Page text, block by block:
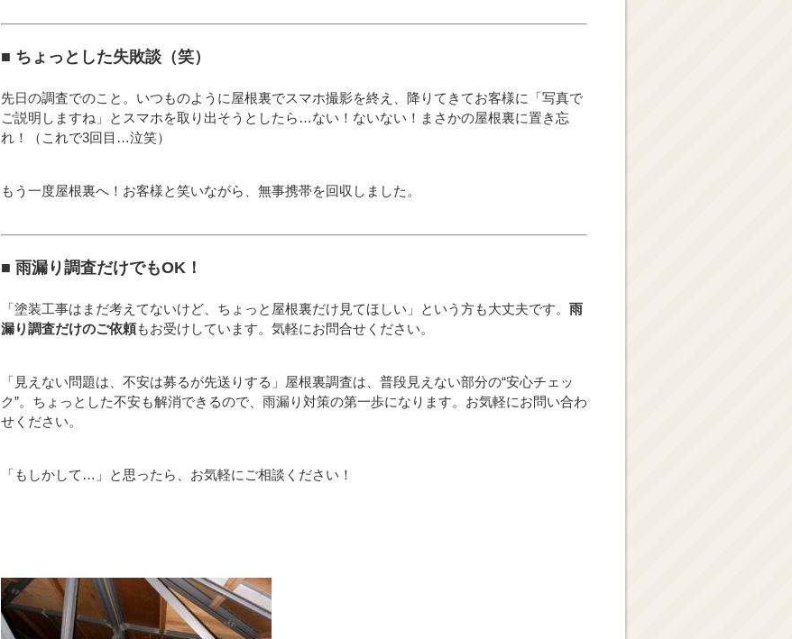
■ ちょっとした失敗談（笑）
先日の調査でのこと。いつものように屋根裏でスマホ撮影を終え、降りてきてお客様に「写真で
ご説明しますね」とスマホを取り出そうとしたら…ない！ないない！まさかの屋根裏に置き忘
れ！（これで3回目…泣笑）
もう一度屋根裏へ！お客様と笑いながら、無事携帯を回収しました。
■ 雨漏り調査だけでもOK！
「塗装工事はまだ考えてないけど、ちょっと屋根裏だけ見てほしい」という方も大丈夫です。 雨
漏り調査だけのご依頼もお受けしています。気軽にお問合せください。
「見えない問題は、不安は募るが先送りする」屋根裏調査は、普段見えない部分の“安心チェッ
ク”。ちょっとした不安も解消できるので、雨漏り対策の第一歩になります。お気軽にお問い合わ
せください。
「もしかして…」と思ったら、お気軽にご相談ください！